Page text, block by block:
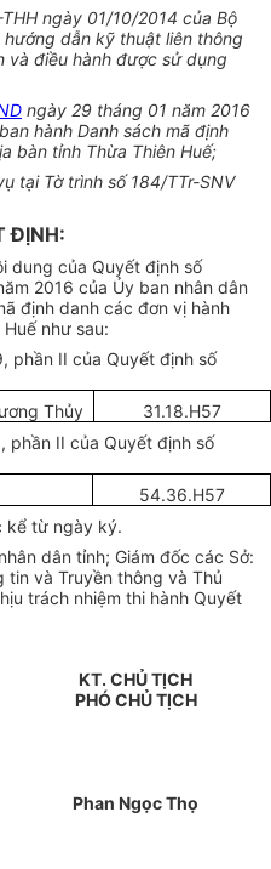
ngày 01/10/2014 của Bộ
dẫn kỹ thuật liên thông
và điều hành được sử dụng
ngày 29 tháng 01 năm 2016
hành Danh sách mã định
bàn tỉnh Thừa Thiên Huế;
tại Tờ trình số 184/TTr-SNV
ĐỊNH:
dung của Quyết định số
2016 của Ủy ban nhân dân
định danh các đơn vị hành
Huế như sau:
phần II của Quyết định số
Thủy
31.18.H57
phần II của Quyết định số
54.36.H57
kể từ ngày ký.
dân tỉnh; Giám đốc các Sở:
tin và Truyền thông và Thủ
trách nhiệm thi hành Quyết
KT. CHỦ TỊCH
PHÓ CHỦ TỊCH
Phan Ngọc Thọ